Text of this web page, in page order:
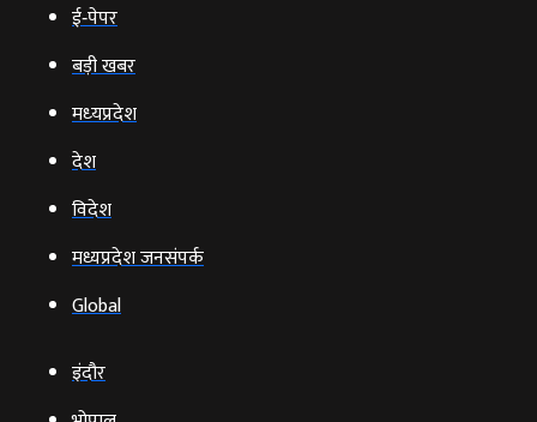
ई‑पेपर
बड़ी खबर
मध्‍यप्रदेश
देश
विदेश
मध्यप्रदेश जनसंपर्क
Global
इंदौर